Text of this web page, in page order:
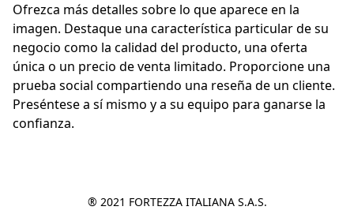
Ofrezca más detalles sobre lo que aparece en la
imagen. Destaque una característica particular de su
negocio como la calidad del producto, una oferta
única o un precio de venta limitado. Proporcione una
prueba social compartiendo una reseña de un cliente.
Preséntese a sí mismo y a su equipo para ganarse la
confianza.
® 2021 FORTEZZA ITALIANA S.A.S.